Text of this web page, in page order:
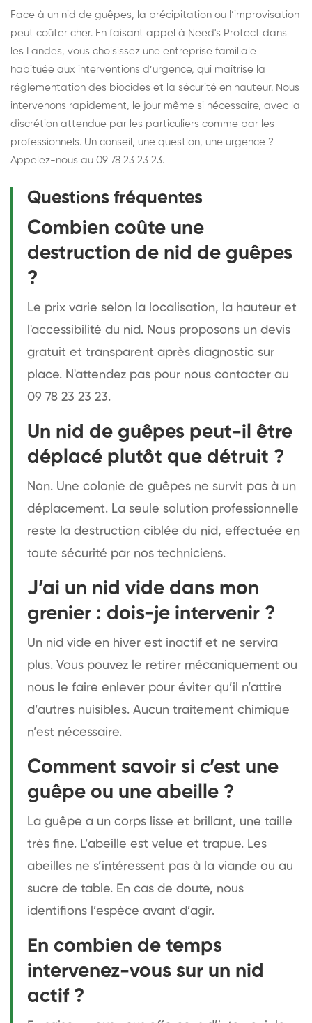
Face à un nid de guêpes, la précipitation ou l’improvisation
peut coûter cher. En faisant appel à Need's Protect dans
les Landes, vous choisissez une entreprise familiale
habituée aux interventions d’urgence, qui maîtrise la
réglementation des biocides et la sécurité en hauteur. Nous
intervenons rapidement, le jour même si nécessaire, avec la
discrétion attendue par les particuliers comme par les
professionnels. Un conseil, une question, une urgence ?
Appelez-nous au 09 78 23 23 23.
Questions fréquentes
Combien coûte une
destruction de nid de guêpes
?
Le prix varie selon la localisation, la hauteur et
l'accessibilité du nid. Nous proposons un devis
gratuit et transparent après diagnostic sur
place. N'attendez pas pour nous contacter au
09 78 23 23 23.
Un nid de guêpes peut-il être
déplacé plutôt que détruit ?
Non. Une colonie de guêpes ne survit pas à un
déplacement. La seule solution professionnelle
reste la destruction ciblée du nid, effectuée en
toute sécurité par nos techniciens.
J’ai un nid vide dans mon
grenier : dois-je intervenir ?
Un nid vide en hiver est inactif et ne servira
plus. Vous pouvez le retirer mécaniquement ou
nous le faire enlever pour éviter qu’il n’attire
d’autres nuisibles. Aucun traitement chimique
n’est nécessaire.
Comment savoir si c’est une
guêpe ou une abeille ?
La guêpe a un corps lisse et brillant, une taille
très fine. L’abeille est velue et trapue. Les
abeilles ne s’intéressent pas à la viande ou au
sucre de table. En cas de doute, nous
identifions l’espèce avant d’agir.
En combien de temps
intervenez-vous sur un nid
actif ?